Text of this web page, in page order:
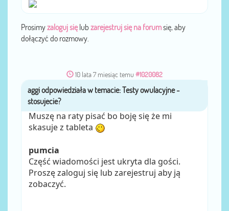
Prosimyzaloguj sięlub zarejestruj się na forumsię, aby
dołączyć do rozmowy.
10 lata 7 miesiąc temu #1020082
przezaggi
Muszę na raty pisać bo boję się że mi
skasuje z tableta
pumcia
Część wiadomości jest ukryta dla gości.
Proszę zaloguj się lub zarejestruj aby ją
zobaczyć.